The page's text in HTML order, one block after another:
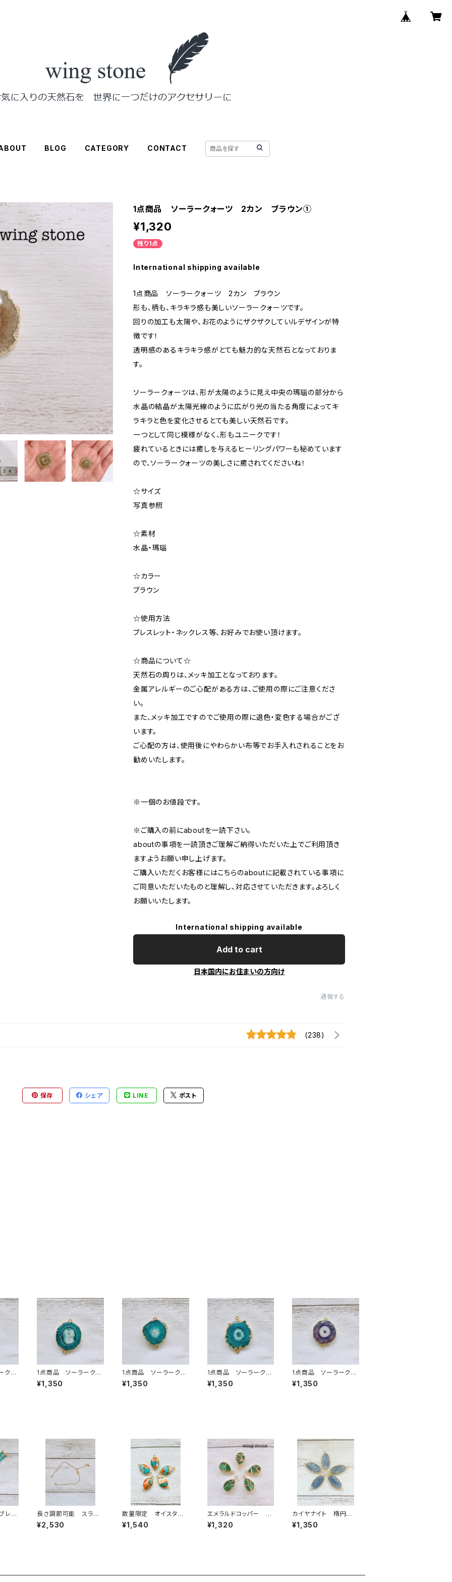
BLOG CATEGORY CONTACT
1点商品 ソーラークォーツ 2カン ブラウン①
¥1,320
残り1点
International shipping available
1点商品 ソーラークォーツ 2カン ブラウン
形も、柄も、キラキラ感も美しいソーラークォーツです。
回りの加工も太陽や、お花のようにザクザクしていルデザインが特
徴です！
透明感のあるキラキラ感がとても魅力的な天然石となっておりま
す。
ソーラークォーツは、形が太陽のように見え中央の瑪瑙の部分から
水晶の結晶が太陽光線のように広がり光の当たる角度によってキ
ラキラと色を変化させるとても美しい天然石です。
一つとして同じ模様がなく、形もユニークです！
疲れているときには癒しを与えるヒーリングパワーも秘めています
ので、ソーラークォーツの美しさに癒されてくださいね！
☆サイズ
写真参照
☆素材
水晶・瑪瑙
☆カラー
ブラウン
☆使用方法
ブレスレット・ネックレス等、お好みでお使い頂けます。
☆商品について☆
天然石の周りは、メッキ加工となっております。
金属アレルギーのご心配がある方は、ご使用の際にご注意くださ
い。
また、メッキ加工ですのでご使用の際に退色・変色する場合がござ
います。
ご心配の方は、使用後にやわらかい布等でお手入れされることをお
勧めいたします。
※一個のお値段です。
※ご購入の前にaboutを一読下さい。
aboutの事項を一読頂きご理解ご納得いただいた上でご利用頂き
ますようお願い申し上げます。
ご購入いただくお客様にはこちらのaboutに記載されている事項に
ご同意いただいたものと理解し、対応させていただきます。よろしく
お願いいたします。
International shipping available
Add to cart
日本国内にお住まいの方向け
通報する
(238)
保存 シェア LINE ポスト
クォ
1点商品 ソーラークォ
ーツアクア 2カン ⑦
¥1,350
1点商品 ソーラークォ
ーツアクア 2カン ⑧
¥1,350
1点商品 ソーラークォ
ーツアクア 2カン ⑨
¥1,350
1点商品 ソーラークォ
ーツ グレージュパー
プル 2カン
¥1,350
レス
長さ調節可能 スライ
ダーブレスレットチェー
ン S925 ゴールド
¥2,530
数量限定 オイスター
コッパーターコイズ 2
カン オーバル型
¥1,540
エメラルドコッパー ド
ロップ型 1カン
¥1,320
カイヤナイト 楕円
形 2カン
¥1,350